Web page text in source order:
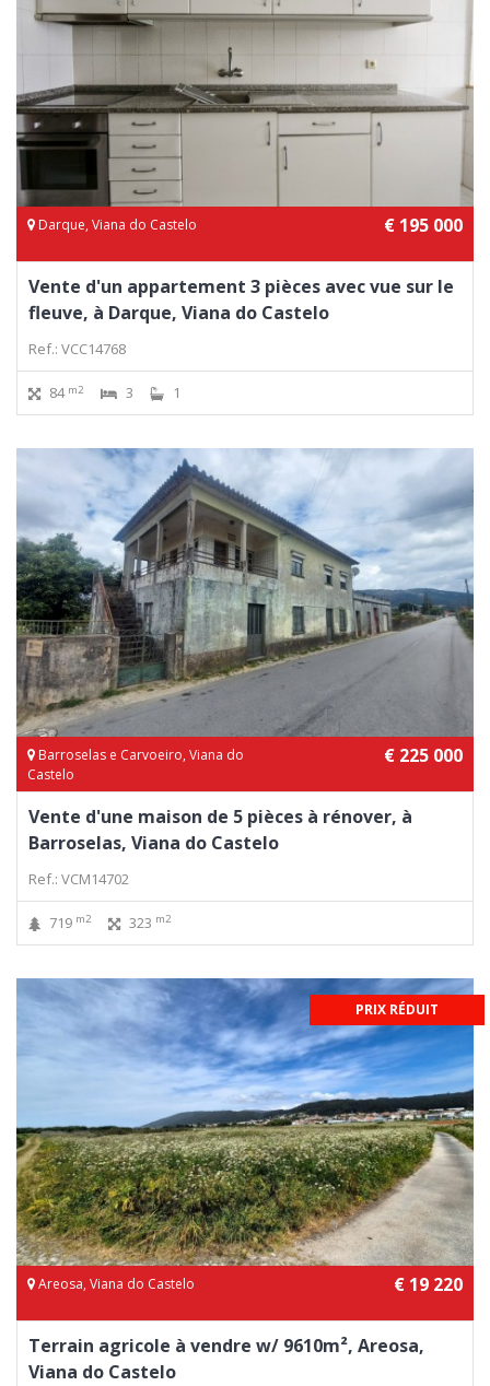
Darque, Viana do Castelo € 195 000
Vente d'un appartement 3 pièces avec vue sur le
fleuve, à Darque, Viana do Castelo
Ref.: VCC14768
84 m2 3 1
Barroselas e Carvoeiro, Viana do
Castelo
€ 225 000
Vente d'une maison de 5 pièces à rénover, à
Barroselas, Viana do Castelo
Ref.: VCM14702
719 m2 323 m2
PRIX RÉDUIT
Areosa, Viana do Castelo € 19 220
Terrain agricole à vendre w/ 9610m², Areosa,
Viana do Castelo